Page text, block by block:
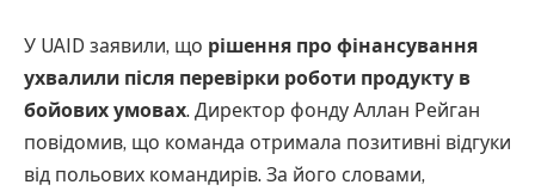
У UAID заявили, що рішення про фінансування
ухвалили після перевірки роботи продукту в
бойових умовах. Директор фонду Аллан Рейган
повідомив, що команда отримала позитивні відгуки
від польових командирів. За його словами,